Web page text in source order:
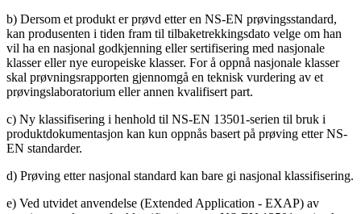
b) Dersom et produkt er prøvd etter en NS-EN prøvingsstandard,
kan produsenten i tiden fram til tilbaketrekkingsdato velge om han
vil ha en nasjonal godkjenning eller sertifisering med nasjonale
klasser eller nye europeiske klasser. For å oppnå nasjonale klasser
skal prøvningsrapporten gjennomgå en teknisk vurdering av et
prøvingslaboratorium eller annen kvalifisert part.
c) Ny klassifisering i henhold til NS-EN 13501-serien til bruk i
produktdokumentasjon kan kun oppnås basert på prøving etter NS-
EN standarder.
d) Prøving etter nasjonal standard kan bare gi nasjonal klassifisering.
e) Ved utvidet anvendelse (Extended Application - EXAP) av